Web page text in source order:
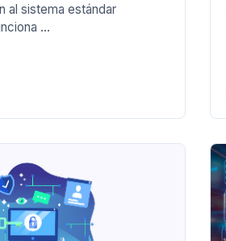
al sistema estándar
...